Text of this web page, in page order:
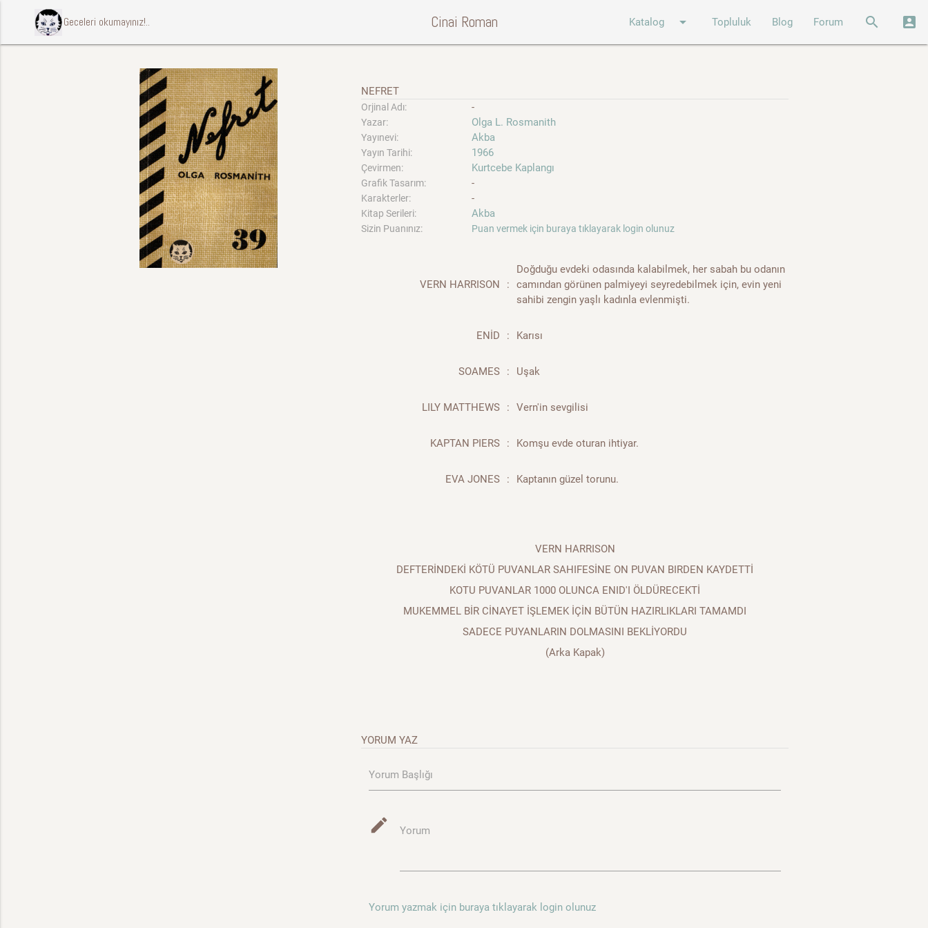
ccccci Geceleri okumayınız!.. Cinai Roman Katalog arrow_drop_down Topluluk Blog Forum search account_box
NEFRET
Orjinal Adı: -
Yazar: Olga L. Rosmanith
Yayınevi: Akba
Yayın Tarihi: 1966
Çevirmen: Kurtcebe Kaplangı
Grafik Tasarım: -
Karakterler: -
Kitap Serileri: Akba
Sizin Puanınız: Puan vermek için buraya tıklayarak login olunuz
VERN HARRISON :
Doğduğu evdeki odasında kalabilmek, her sabah bu odanın
camından görünen palmiyeyi seyredebilmek için, evin yeni
sahibi zengin yaşlı kadınla evlenmişti.
ENİD : Karısı
SOAMES : Uşak
LILY MATTHEWS : Vern'in sevgilisi
KAPTAN PIERS : Komşu evde oturan ihtiyar.
EVA JONES : Kaptanın güzel torunu.
VERN HARRISON
DEFTERİNDEKİ KÖTÜ PUVANLAR SAHIFESİNE ON PUVAN BIRDEN KAYDETTİ
KOTU PUVANLAR 1000 OLUNCA ENID'I ÖLDÜRECEKTİ
MUKEMMEL BİR CİNAYET İŞLEMEK İÇİN BÜTÜN HAZIRLIKLARI TAMAMDI
SADECE PUYANLARIN DOLMASINI BEKLİYORDU
(Arka Kapak)
YORUM YAZ
Yorum Başlığı
mode_edit Yorum
Yorum yazmak için buraya tıklayarak login olunuz